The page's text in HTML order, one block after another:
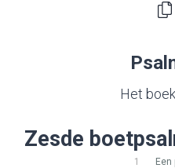
Het
Zesde
1